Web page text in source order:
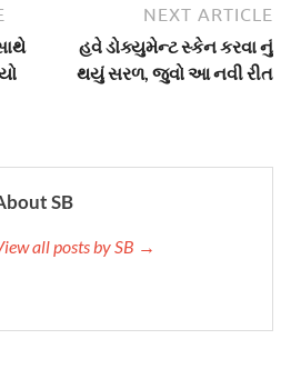
NEXT ARTICLE
હવે ડોક્યુમેન્ટ સ્કેન કરવા નું
થયું સરળ, જુવો આ નવી રીત
SB
all posts by SB →